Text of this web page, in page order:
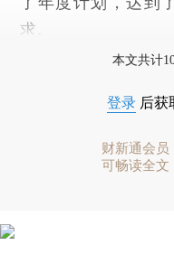
求。
本文共计
登录 后获
财新通会员
可畅读全文